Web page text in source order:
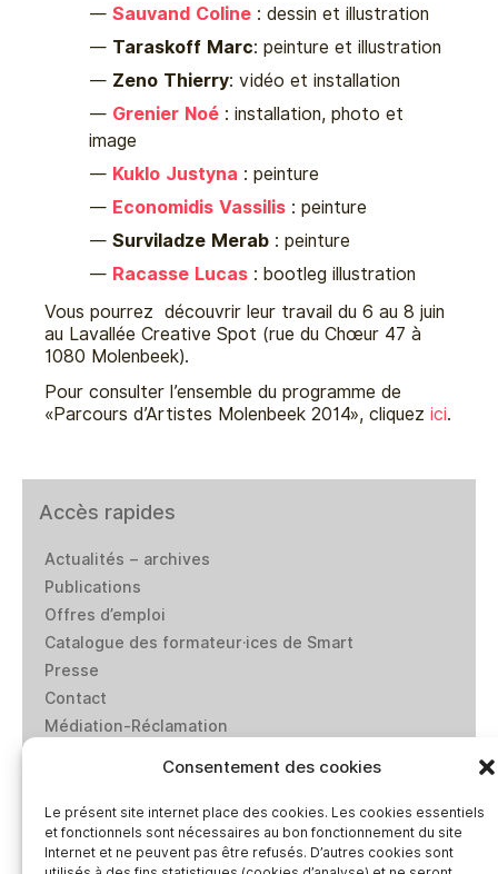
Consentement des cookies
Le présent site internet place des cookies. Les cookies essentiels
et fonctionnels sont nécessaires au bon fonctionnement du site
Internet et ne peuvent pas être refusés. D’autres cookies sont
Sauvand Coline : dessin et illustration
Taraskoff Marc: peinture et illustration
Zeno Thierry: vidéo et installation
Grenier Noé : installation, photo et
image
Kuklo Justyna : peinture
Economidis Vassilis : peinture
Surviladze Merab : peinture
Racasse Lucas : bootleg illustration
Vous pourrez découvrir leur travail du 6 au 8 juin
au Lavallée Creative Spot (rue du Chœur 47 à
1080 Molenbeek).
Pour consulter l’ensemble du programme de
«Parcours d’Artistes Molenbeek 2014», cliquezici.
Accès rapides
Actualités – archives
Publications
Offres d’emploi
Catalogue des formateur·ices de Smart
Presse
Contact
Médiation-Réclamation
Loi “lanceurs d’alerte”: effectuez un signalement